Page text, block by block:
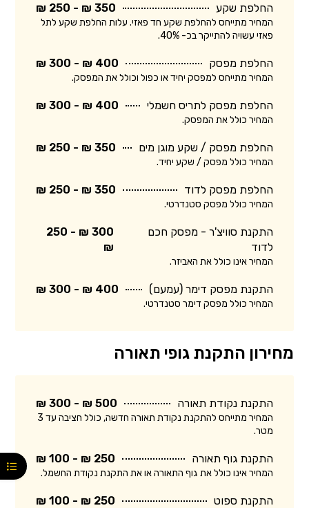
החלפת שקע 350 ₪ - 250 ₪
המחיר מתייחס להחלפת שקע חד פאזי. עלות החלפת שקע לתל
פאזי עשויה להתייקר בכ- 40%.
החלפת מפסק 400 ₪ - 300 ₪
המחיר מתייחס למפסק יחיד או כפול וכולל את המפסק.
החלפת מפסק לתריס חשמלי 400 ₪ - 300 ₪
המחיר כולל את המפסק.
החלפת מפסק / שקע מוגן מים 350 ₪ - 250 ₪
המחיר כולל מפסק / שקע יחיד.
החלפת מפסק לדוד 350 ₪ - 250 ₪
המחיר כולל מפסק סטנדרטי.
התקנת סוויצ'ר - מפסק חכם
לדוד
300 ₪ - 250
₪
המחיר אינו כולל את האביזר.
התקנת מפסק דימר (עמעם) 400 ₪ - 300 ₪
המחיר כולל מפסק דימר סטנדרטי.
מחירון התקנת גופי תאורה
התקנת נקודת תאורה 500 ₪ - 300 ₪
המחיר מתייחס להתקנת נקודת תאורה חדשה, כולל חציבה עד 3
מטר.
התקנת גוף תאורה 250 ₪ - 100 ₪
המחיר אינו כולל את גוף התאורה או את התקנת נקודת החשמל.
התקנת ספוט 250 ₪ - 100 ₪